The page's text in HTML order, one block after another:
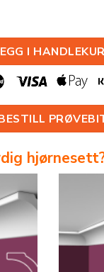
39x39X2000MM
I